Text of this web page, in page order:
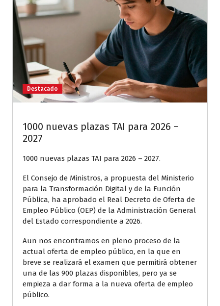
Destacado
1000 nuevas plazas TAI para 2026 –
2027
1000 nuevas plazas TAI para 2026 – 2027.
El Consejo de Ministros, a propuesta del Ministerio
para la Transformación Digital y de la Función
Pública, ha aprobado el Real Decreto de Oferta de
Empleo Público (OEP) de la Administración General
del Estado correspondiente a 2026.
Aun nos encontramos en pleno proceso de la
actual oferta de empleo público, en la que en
breve se realizará el examen que permitirá obtener
una de las 900 plazas disponibles, pero ya se
empieza a dar forma a la nueva oferta de empleo
público.